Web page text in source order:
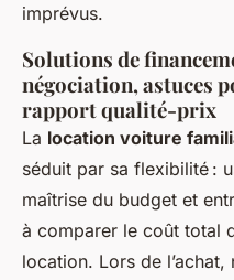
imprévus.
Solutions de
négociation, astuces
rapport qualité-prix
La location voiture
séduit par sa flexibilité :
maîtrise du budget et
à comparer le coût total
location. Lors de